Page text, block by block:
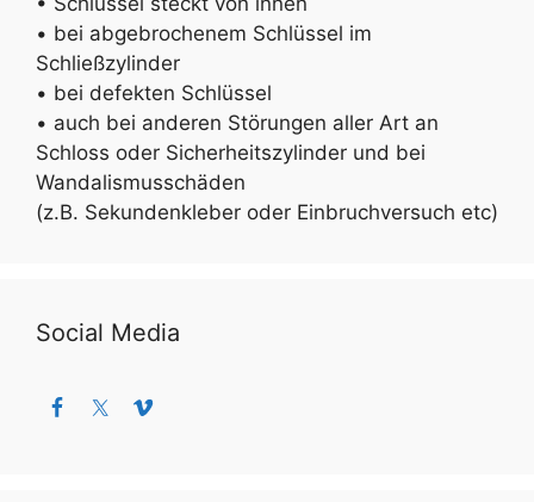
• bei abgebrochenem Schlüssel im
Schließzylinder
• bei defekten Schlüssel
• auch bei anderen Störungen aller Art an
Schloss oder Sicherheitszylinder und bei
Wandalismusschäden
(z.B. Sekundenkleber oder Einbruchversuch etc)
Social Media